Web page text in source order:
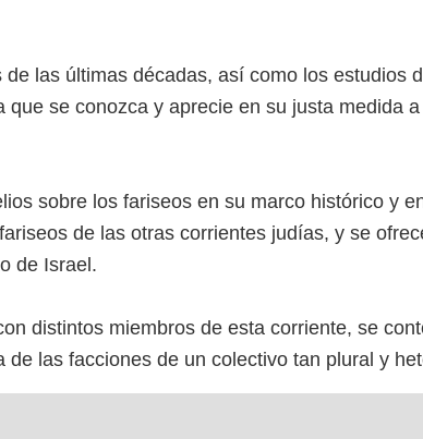
las últimas décadas, así como los estudios
se conozca y aprecie en su justa medida
sobre los fariseos en su marco histórico y
de las otras corrientes judías, y se
de Israel.
distintos miembros de esta corriente, se
las facciones de un colectivo tan plural y